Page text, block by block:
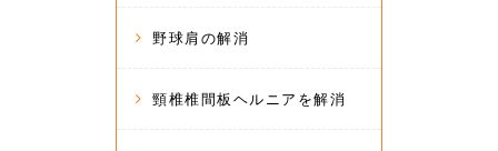
野球肩の解消
頸椎椎間板ヘルニアを解消